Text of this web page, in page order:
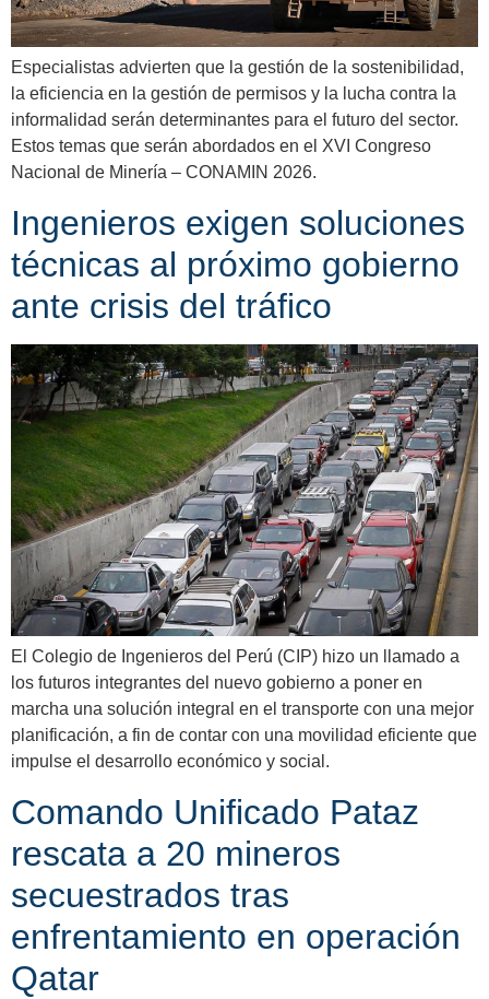
Especialistas advierten que la gestión de la sostenibilidad,
la eficiencia en la gestión de permisos y la lucha contra la
informalidad serán determinantes para el futuro del sector.
Estos temas que serán abordados en el XVI Congreso
Nacional de Minería – CONAMIN 2026.
Ingenieros exigen soluciones
técnicas al próximo gobierno
ante crisis del tráfico
El Colegio de Ingenieros del Perú (CIP) hizo un llamado a
los futuros integrantes del nuevo gobierno a poner en
marcha una solución integral en el transporte con una mejor
planificación, a fin de contar con una movilidad eficiente que
impulse el desarrollo económico y social.
Comando Unificado Pataz
rescata a 20 mineros
secuestrados tras
enfrentamiento en operación
Qatar